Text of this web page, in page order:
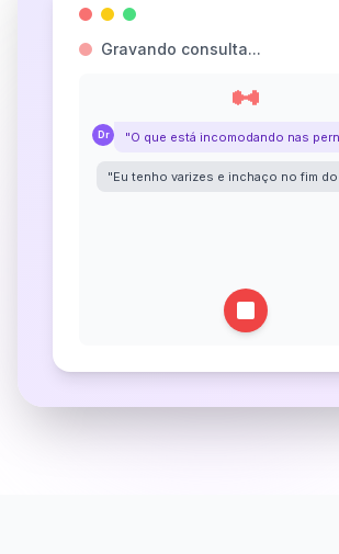
Gravando consulta...
Dr "O que está incomodando nas
"Eu tenho varizes e inchaço no fim do